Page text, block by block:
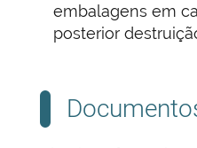
embalagens em
posterior